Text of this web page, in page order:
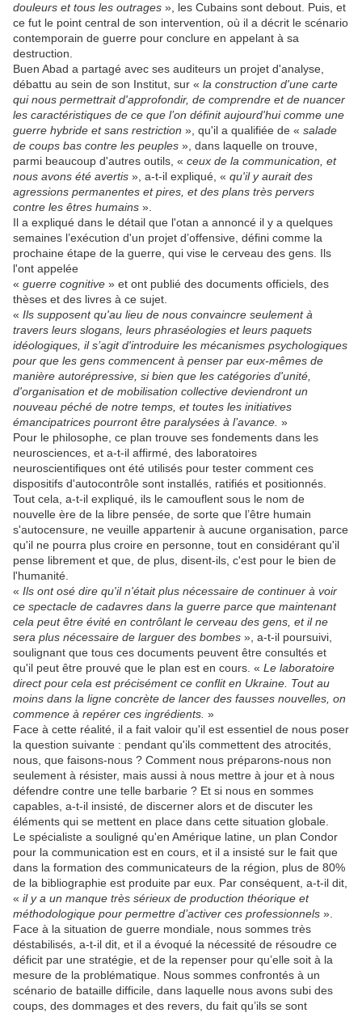
douleurs et tous les outrages », les Cubains sont debout. Puis, et
ce fut le point central de son intervention, où il a décrit le scénario
contemporain de guerre pour conclure en appelant à sa
destruction.
Buen Abad a partagé avec ses auditeurs un projet d'analyse,
débattu au sein de son Institut, sur « la construction d'une carte
qui nous permettrait d'approfondir, de comprendre et de nuancer
les caractéristiques de ce que l’on définit aujourd'hui comme une
guerre hybride et sans restriction », qu'il a qualifiée de « salade
de coups bas contre les peuples », dans laquelle on trouve,
parmi beaucoup d'autres outils, « ceux de la communication, et
nous avons été avertis », a-t-il expliqué, « qu'il y aurait des
agressions permanentes et pires, et des plans très pervers
contre les êtres humains ».
Il a expliqué dans le détail que l'otan a annoncé il y a quelques
semaines l’exécution d'un projet d’offensive, défini comme la
prochaine étape de la guerre, qui vise le cerveau des gens. Ils
l'ont appelée
« guerre cognitive » et ont publié des documents officiels, des
thèses et des livres à ce sujet.
« Ils supposent qu'au lieu de nous convaincre seulement à
travers leurs slogans, leurs phraséologies et leurs paquets
idéologiques, il s’agit d'introduire les mécanismes psychologiques
pour que les gens commencent à penser par eux-mêmes de
manière autorépressive, si bien que les catégories d'unité,
d'organisation et de mobilisation collective deviendront un
nouveau péché de notre temps, et toutes les initiatives
émancipatrices pourront être paralysées à l’avance. »
Pour le philosophe, ce plan trouve ses fondements dans les
neurosciences, et a-t-il affirmé, des laboratoires
neuroscientifiques ont été utilisés pour tester comment ces
dispositifs d'autocontrôle sont installés, ratifiés et positionnés.
Tout cela, a-t-il expliqué, ils le camouflent sous le nom de
nouvelle ère de la libre pensée, de sorte que l’être humain
s'autocensure, ne veuille appartenir à aucune organisation, parce
qu'il ne pourra plus croire en personne, tout en considérant qu'il
pense librement et que, de plus, disent-ils, c'est pour le bien de
l'humanité.
« Ils ont osé dire qu'il n'était plus nécessaire de continuer à voir
ce spectacle de cadavres dans la guerre parce que maintenant
cela peut être évité en contrôlant le cerveau des gens, et il ne
sera plus nécessaire de larguer des bombes », a-t-il poursuivi,
soulignant que tous ces documents peuvent être consultés et
qu'il peut être prouvé que le plan est en cours. « Le laboratoire
direct pour cela est précisément ce conflit en Ukraine. Tout au
moins dans la ligne concrète de lancer des fausses nouvelles, on
commence à repérer ces ingrédients. »
Face à cette réalité, il a fait valoir qu'il est essentiel de nous poser
la question suivante : pendant qu'ils commettent des atrocités,
nous, que faisons-nous ? Comment nous préparons-nous non
seulement à résister, mais aussi à nous mettre à jour et à nous
défendre contre une telle barbarie ? Et si nous en sommes
capables, a-t-il insisté, de discerner alors et de discuter les
éléments qui se mettent en place dans cette situation globale.
Le spécialiste a souligné qu'en Amérique latine, un plan Condor
pour la communication est en cours, et il a insisté sur le fait que
dans la formation des communicateurs de la région, plus de 80%
de la bibliographie est produite par eux. Par conséquent, a-t-il dit,
« il y a un manque très sérieux de production théorique et
méthodologique pour permettre d’activer ces professionnels ».
Face à la situation de guerre mondiale, nous sommes très
déstabilisés, a-t-il dit, et il a évoqué la nécessité de résoudre ce
déficit par une stratégie, et de la repenser pour qu’elle soit à la
mesure de la problématique. Nous sommes confrontés à un
scénario de bataille difficile, dans laquelle nous avons subi des
coups, des dommages et des revers, du fait qu’ils se sont